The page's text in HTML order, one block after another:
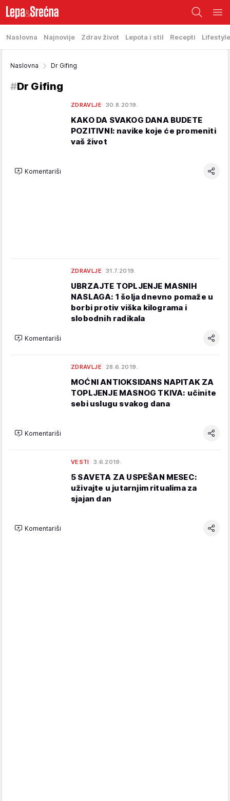
Naslovna Najnovije Zdrav život Lepota i stil Recepti Lifestyle
Naslovna Dr Gifing
#Dr Gifing
ZDRAVLJE 30.8.2019.
KAKO DA SVAKOG DANA BUDETE
POZITIVNI: navike koje će promeniti
vaš život
Komentariši
ZDRAVLJE 31.7.2019.
UBRZAJTE TOPLJENJE MASNIH
NASLAGA: 1 šolja dnevno pomaže u
borbi protiv viška kilograma i
slobodnih radikala
Komentariši
ZDRAVLJE 28.6.2019.
MOĆNI ANTIOKSIDANS NAPITAK ZA
TOPLJENJE MASNOG TKIVA: učinite
sebi uslugu svakog dana
Komentariši
VESTI 3.6.2019.
5 SAVETA ZA USPEŠAN MESEC:
uživajte u jutarnjim ritualima za
sjajan dan
Komentariši